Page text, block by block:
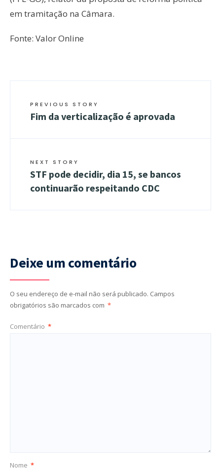
em tramitação na Câmara.
Fonte: Valor Online
PREVIOUS STORY
Fim da verticalização é aprovada
NEXT STORY
STF pode decidir, dia 15, se bancos
continuarão respeitando CDC
Deixe um comentário
O seu endereço de e-mail não será publicado. Campos
obrigatórios são marcados com *
Comentário *
Nome *